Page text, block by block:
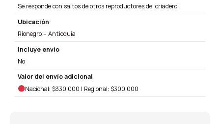
Se responde con saltos de otros reproductores del criadero
Ubicación
Rionegro – Antioquia
Incluye envío
No
Valor del envío adicional
Nacional: $330.000 | Regional: $300.000